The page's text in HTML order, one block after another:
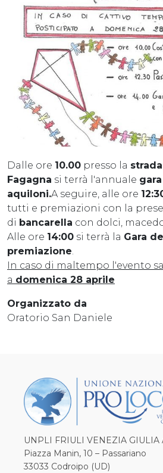
Dalle ore 10.00 presso la
Fagagna si terrà l'annuale
aquiloni.A seguire, alle ore
tutti e premiazioni con la
di bancarella con dolci,
Alle ore 14:00 si terrà la Gara
premiazione
In caso di maltempo l'evento
a domenica 28 aprile
Organizzato da
Oratorio San Daniele
UNPLI FRIULI VENEZIA GIULIA
Piazza Manin, 10 – Passariano
33033 Codroipo (UD)